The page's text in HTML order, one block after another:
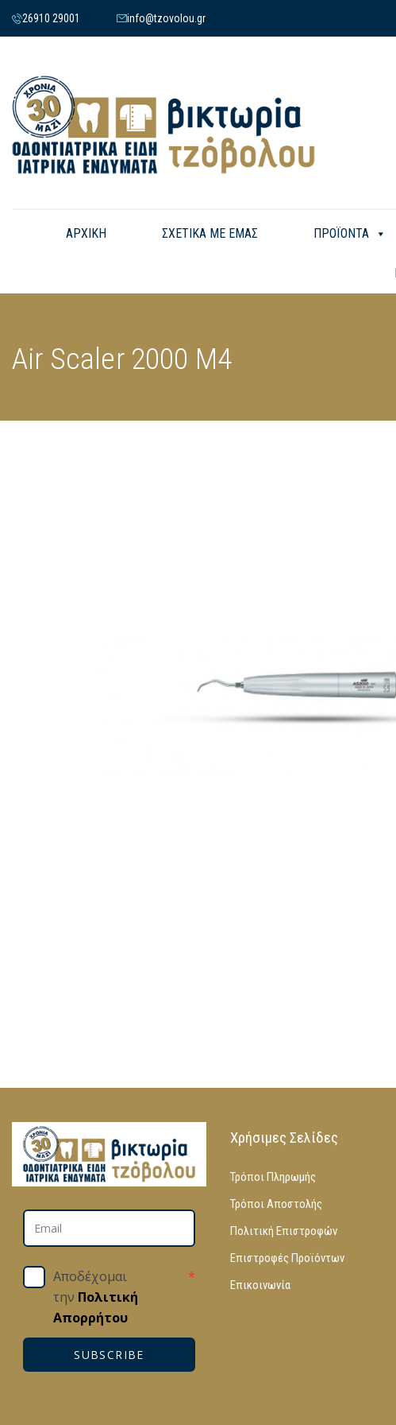
26910 29001 info@tzovolou.gr
ΑΡΧΙΚΗ ΣΧΕΤΙΚΑ ΜΕ ΕΜΑΣ ΠΡΟΪΟΝΤΑ
Air Scaler 2000 M4
Αποδέχομαι
την Πολιτική
Απορρήτου
*
SUBSCRIBE
Χρήσιμες Σελίδες
Τρόποι Πληρωμής
Τρόποι Αποστολής
Πολιτική Επιστροφών
Επιστροφές Προϊόντων
Επικοινωνία